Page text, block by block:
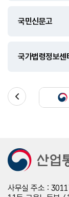
국민신문고
국가법령정보센
사무실 주소 :